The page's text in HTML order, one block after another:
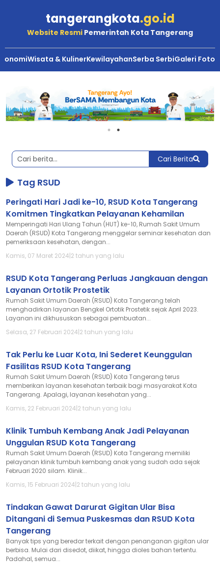
tangerangkota.go.id
Website Resmi Pemerintah Kota Tangerang
Wisata & KulinerKewilayahanSerba SerbiGaleri Foto
Kota
Tangerang
Cari Berita
Tag RSUD
Peringati Hari Jadi ke-10, RSUD Kota Tangerang
Komitmen Tingkatkan Pelayanan Kehamilan
Memperingati Hari Ulang Tahun (HUT) ke-10, Rumah Sakit Umum
Daerah (RSUD) Kota Tangerang menggelar seminar kesehatan dan
pemeriksaan kesehatan, dengan...
Kamis, 07 Maret 2024|2 tahun yang lalu
RSUD Kota Tangerang Perluas Jangkauan dengan
Layanan Ortotik Prostetik
Rumah Sakit Umum Daerah (RSUD) Kota Tangerang telah
menghadirkan layanan Bengkel Ortotik Prostetik sejak April 2023.
Layanan ini dikhususkan sebagai pembuatan...
Selasa, 27 Februari 2024|2 tahun yang lalu
Tak Perlu ke Luar Kota, Ini Sederet Keunggulan
Fasilitas RSUD Kota Tangerang
Rumah Sakit Umum Daerah (RSUD) Kota Tangerang terus
memberikan layanan kesehatan terbaik bagi masyarakat Kota
Tangerang. Apalagi, layanan kesehatan yang...
Kamis, 22 Februari 2024|2 tahun yang lalu
Klinik Tumbuh Kembang Anak Jadi Pelayanan
Unggulan RSUD Kota Tangerang
Rumah Sakit Umum Daerah (RSUD) Kota Tangerang memiliki
pelayanan klinik tumbuh kembang anak yang sudah ada sejak
Februari 2020 silam. Klinik...
Kamis, 15 Februari 2024|2 tahun yang lalu
Tindakan Gawat Darurat Gigitan Ular Bisa
Ditangani di Semua Puskesmas dan RSUD Kota
Tangerang
Banyak tips yang beredar terkait dengan penanganan gigitan ular
berbisa. Mulai dari disedot, diikat, hingga dioles bahan tertentu.
Padahal, semua...